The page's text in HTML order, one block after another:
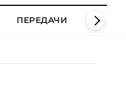
ПЕРЕДАЧИ КЛИПЫ